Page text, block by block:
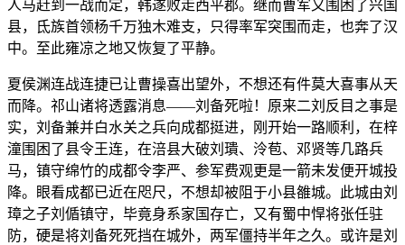
人马赶到一战而定，韩遂败走西平郡。继而曹军又围困了兴国
县，氐族首领杨千万独木难支，只得率军突围而走，也奔了汉
中。至此雍凉之地又恢复了平静。
夏侯渊连战连捷已让曹操喜出望外，不想还有件莫大喜事从天
而降。祁山诸将透露消息——刘备死啦！原来二刘反目之事是
实，刘备兼并白水关之兵向成都挺进，刚开始一路顺利，在梓
潼围困了县令王连，在涪县大破刘璝、泠苞、邓贤等几路兵
马，镇守绵竹的成都令李严、参军费观更是一箭未发便开城投
降。眼看成都已近在咫尺，不想却被阻于小县雒城。此城由刘
璋之子刘偱镇守，毕竟身系家国存亡，又有蜀中悍将张任驻
防，硬是将刘备死死挡在城外，两军僵持半年之久。或许是刘